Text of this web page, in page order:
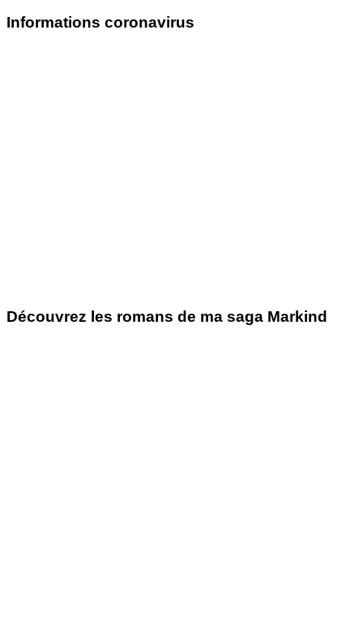
Informations coronavirus
Découvrez les romans de ma saga Markind